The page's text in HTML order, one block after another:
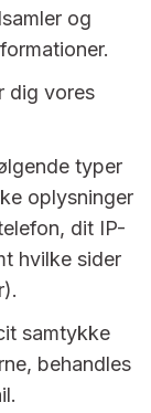
og
dig vores
typer
oplysninger
dit IP-
hvilke sider
samtykke
behandles